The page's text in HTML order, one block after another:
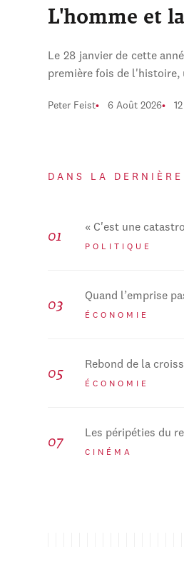
L'homme et
Le 28 janvier de cette
première fois de
Peter Feist 6 Août 2026
DANS LA
« C'est une
POLITIQUE
Quand l’emprise
ÉCONOMIE
Rebond de la
ÉCONOMIE
Les péripéties du
CINÉMA